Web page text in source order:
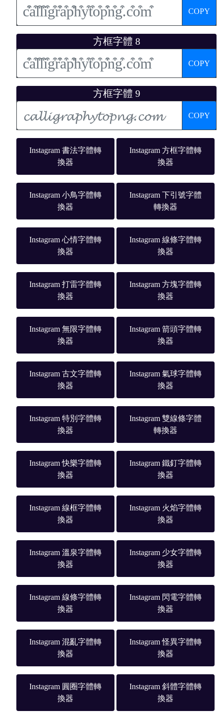
COPY
方框字體 8
COPY
方框字體 9
COPY
Instagram 書法字體轉
換器
Instagram 方框字體轉
換器
Instagram 小鳥字體轉
換器
Instagram 下引號字體
轉換器
Instagram 心情字體轉
換器
Instagram 線條字體轉
換器
Instagram 打雷字體轉
換器
Instagram 方塊字體轉
換器
Instagram 無限字體轉
換器
Instagram 箭頭字體轉
換器
Instagram 古文字體轉
換器
Instagram 氣球字體轉
換器
Instagram 特別字體轉
換器
Instagram 雙線條字體
轉換器
Instagram 快樂字體轉
換器
Instagram 鐵釘字體轉
換器
Instagram 線框字體轉
換器
Instagram 火焰字體轉
換器
Instagram 溫泉字體轉
換器
Instagram 少女字體轉
換器
Instagram 線條字體轉
換器
Instagram 閃電字體轉
換器
Instagram 混亂字體轉
換器
Instagram 怪異字體轉
換器
Instagram 圓圈字體轉
換器
Instagram 斜體字體轉
換器